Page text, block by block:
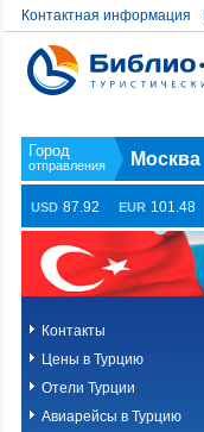
Контактная информация
Москва
USD 87.92 EUR 101.48
Контакты
Цены в Турцию
Отели Турции
Авиарейсы в Турцию